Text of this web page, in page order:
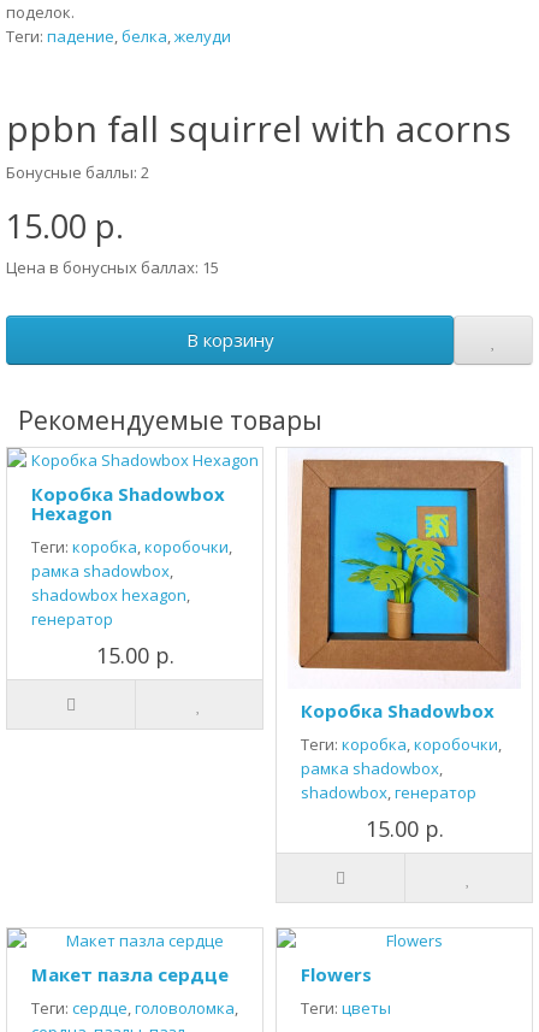
поделок.
Теги: падение,белка,желуди
ppbn fall squirrel with acorns
Бонусные баллы: 2
15.00 р.
Цена в бонусных баллах: 15
В корзину
Рекомендуемые товары
Коробка Shadowbox
Hexagon
Теги: коробка,коробочки,
рамка shadowbox,
shadowbox hexagon,
генератор
15.00 р.
Коробка Shadowbox
Теги: коробка,коробочки,
рамка shadowbox,
shadowbox,генератор
15.00 р.
Макет пазла сердце
Теги: сердце,головоломка,
Flowers
Теги: цветы